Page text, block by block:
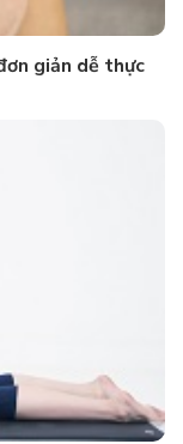
giản dễ thực